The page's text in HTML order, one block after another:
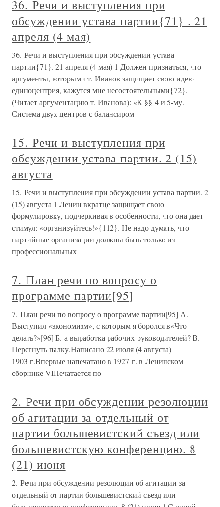
36. Речи и выступления при
обсуждении устава партии{71} . 21
апреля (4 мая)
36. Речи и выступления при обсуждении устава
партии{71}. 21 апреля (4 мая) 1 Должен признаться, что
аргументы, которыми т. Иванов защищает свою идею
единоцентрия, кажутся мне несостоятельными{72}.
(Читает аргументацию т. Иванова): «К §§ 4 и 5-му.
Система двух центров с балансиром –
15. Речи и выступления при
обсуждении устава партии. 2 (15)
августа
15. Речи и выступления при обсуждении устава партии. 2
(15) августа 1 Ленин вкратце защищает свою
формулировку, подчеркивая в особенности, что она дает
стимул: «организуйтесь!»{112}. Не надо думать, что
партийные организации должны быть только из
профессиональных
7. План речи по вопросу о
программе партии[95]
7. План речи по вопросу о программе партии[95] А.
Выступил «экономизм», с которым я боролся в«Что
делать?»[96] Б. а выработка рабочих-руководителей? В.
Перегнуть палку.Написано 22 июля (4 августа)
1903 г.Впервые напечатано в 1927 г. в Ленинском
сборнике VIПечатается по
2. Речи при обсуждении резолюции
об агитации за отдельный от
партии большевистский съезд или
большевистскую конференцию. 8
(21) июня
2. Речи при обсуждении резолюции об агитации за
отдельный от партии большевистский съезд или